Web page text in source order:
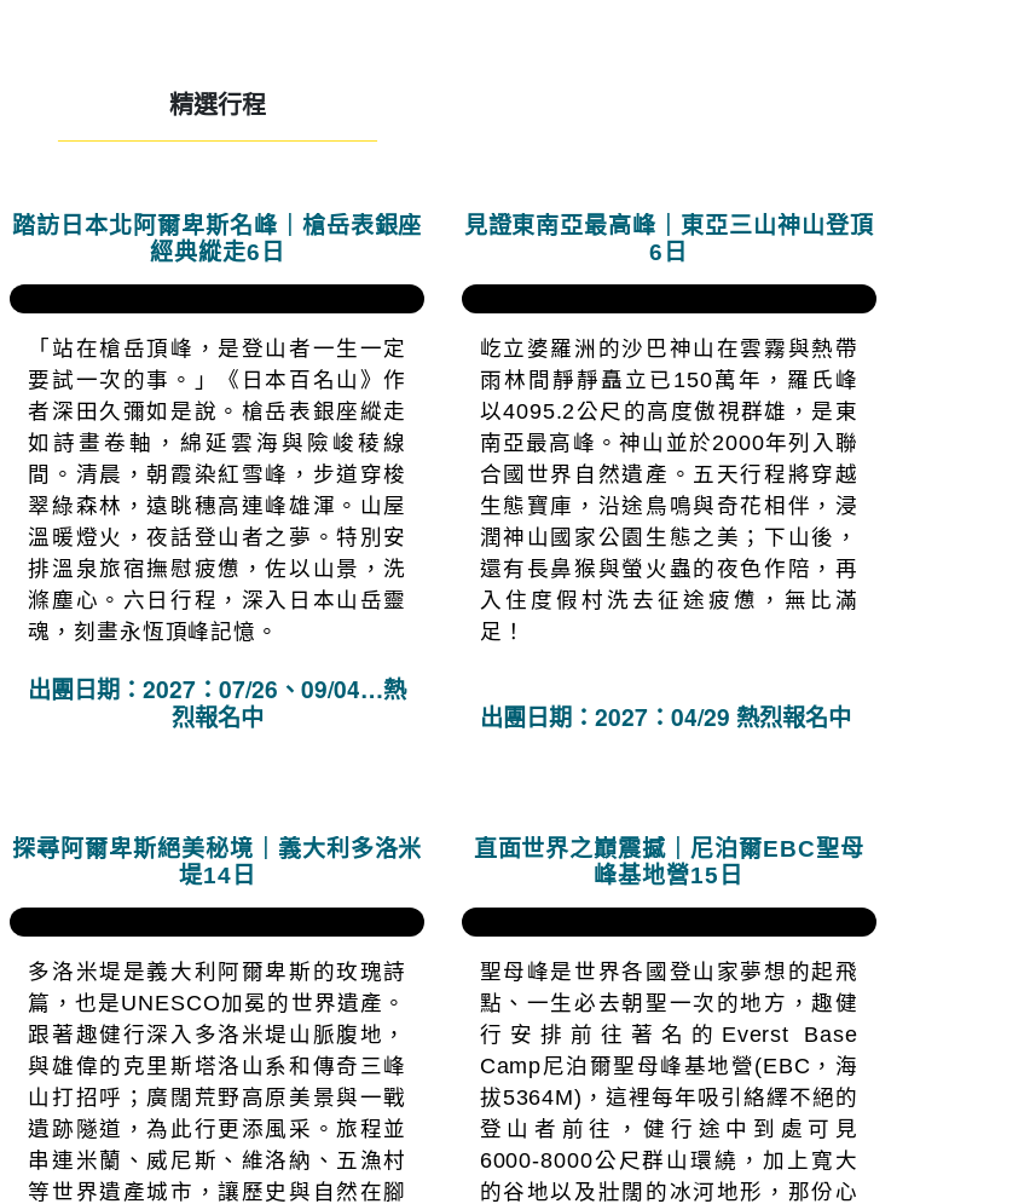
精選行程
——————————————————————
踏訪日本北阿爾卑斯名峰｜槍岳表銀座
經典縱走6日
出團日期：2027：07/26、09/04…熱
烈報名中
「站在槍岳頂峰，是登山者一生一定
要試一次的事。」《日本百名山》作
如詩畫卷軸，綿延雲海與險峻稜線
間。清晨，朝霞染紅雪峰，步道穿梭
滌塵心。六日行程，深入日本山岳靈
魂，刻畫永恆頂峰記憶。
見證東南亞最高峰｜東亞三山神山登頂
6日
出團日期：2027：04/29 熱烈報名中
屹立婆羅洲的沙巴神山在雲霧與熱帶
雨林間靜靜矗立已150萬年，羅氏峰
以4095.2公尺的高度傲視群雄，是東
南亞最高峰。神山並於2000年列入聯
合國世界自然遺產。五天行程將穿越
生態寶庫，沿途鳥鳴與奇花相伴，浸
潤神山國家公園生態之美；下山後，
還有長鼻猴與螢火蟲的夜色作陪，再
入住度假村洗去征途疲憊，無比滿
足！
探尋阿爾卑斯絕美秘境｜義大利多洛米
堤14日
直面世界之巔震撼｜尼泊爾EBC聖母
峰基地營15日